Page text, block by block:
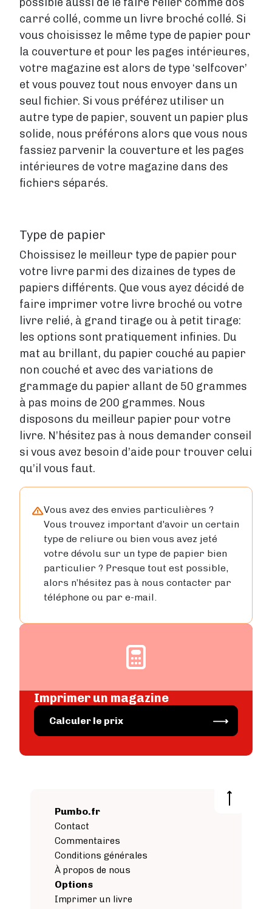
carré collé, comme un livre broché collé. Si
vous choisissez le même type de papier pour
la couverture et pour les pages intérieures,
votre magazine est alors de type ‘selfcover’
et vous pouvez tout nous envoyer dans un
seul fichier. Si vous préférez utiliser un
autre type de papier, souvent un papier plus
solide, nous préférons alors que vous nous
fassiez parvenir la couverture et les pages
intérieures de votre magazine dans des
fichiers séparés.
Type de papier
Choissisez le meilleur type de papier pour
votre livre parmi des dizaines de types de
papiers différents. Que vous ayez décidé de
faire imprimer votre livre broché ou votre
livre relié, à grand tirage ou à petit tirage:
les options sont pratiquement infinies. Du
mat au brillant, du papier couché au papier
non couché et avec des variations de
grammage du papier allant de 50 grammes
à pas moins de 200 grammes. Nous
disposons du meilleur papier pour votre
livre. N’hésitez pas à nous demander conseil
si vous avez besoin d’aide pour trouver celui
qu’il vous faut.
Vous avez des envies particulières ?
Vous trouvez important d'avoir un certain
type de reliure ou bien vous avez jeté
votre dévolu sur un type de papier bien
particulier ? Presque tout est possible,
alors n’hésitez pas à nous contacter par
téléphone ou par e-mail.
Image
Imprimer un magazine
Image
Calculer le prix
Pumbo.fr
Contact
Commentaires
Conditions générales
À propos de nous
Options
Imprimer un livre